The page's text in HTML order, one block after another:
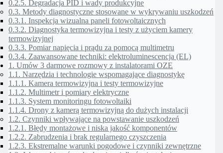
0.2.5. Degradacja PID i wady produkcyjne
0.3. Metody diagnostyczne stosowane w wykrywaniu uszkodzeń
0.3.1. Inspekcja wizualna paneli fotowoltaicznych
0.3.2. Diagnostyka termowizyjna i testy z użyciem kamery
termowizyjnej
0.3.3. Pomiar napięcia i prądu za pomocą multimetru
0.3.4. Zaawansowane techniki: elektroluminescencja (EL)
1. Umów 3 darmowe rozmowy z instalatorami OZE
1.1. Narzędzia i technologie wspomagające diagnostykę
1.1.1. Kamera termowizyjna i testy termowizyjne
1.1.2. Multimetr i pomiary elektryczne
1.1.3. System monitoringu fotowoltaiki
1.1.4. Drony z kamerą termowizyjną do dużych instalacji
1.2. Czynniki wpływające na powstawanie uszkodzeń
1.2.1. Błędy montażowe i niska jakość komponentów
1.2.2. Zabrudzenia i brak regularnego czyszczenia
1.2.3. Ekstremalne warunki pogodowe i czynniki zewnętrzne